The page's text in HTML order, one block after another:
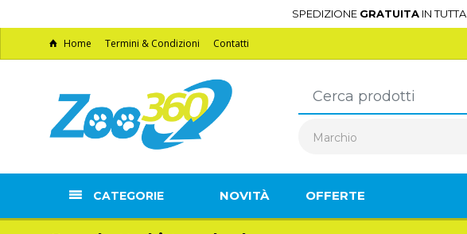
SPEDIZIONE GRATUITAIN
Home Termini & Condizioni Contatti
Marchio
CATEGORIE NOVITÀ OFFERTE